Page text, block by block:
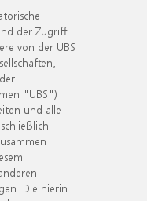
der Zugriff
von der UBS
"UBS")
und alle
Die hierin